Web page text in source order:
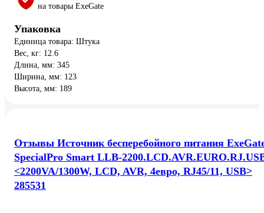
на товары ExeGate
Упаковка
Единица товара: Штука
Вес, кг: 12.6
Длина, мм: 345
Ширина, мм: 123
Высота, мм: 189
Отзывы Источник бесперебойного питания
SpecialPro Smart LLB-
<2200VA/1300W, LCD, AVR, 4евро, RJ45/11, USB>
285531